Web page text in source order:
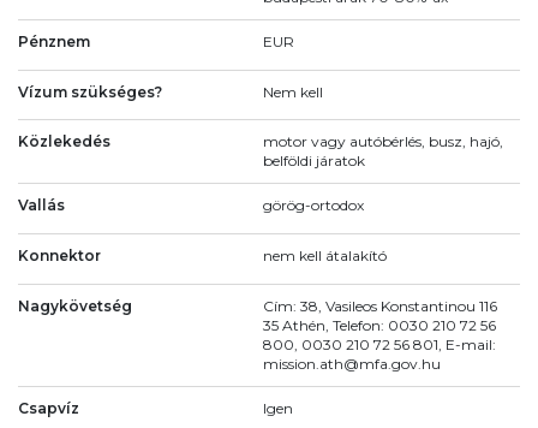
Pénznem EUR
Vízum szükséges? Nem kell
Közlekedés
motor vagy autóbérlés, busz, hajó,
belföldi járatok
Vallás görög-ortodox
Konnektor nem kell átalakító
Nagykövetség
Cím: 38, Vasileos Konstantinou 116
35 Athén, Telefon: 0030 210 72 56
800, 0030 210 72 56 801, E-mail:
mission.ath@mfa.gov.hu
Csapvíz Igen